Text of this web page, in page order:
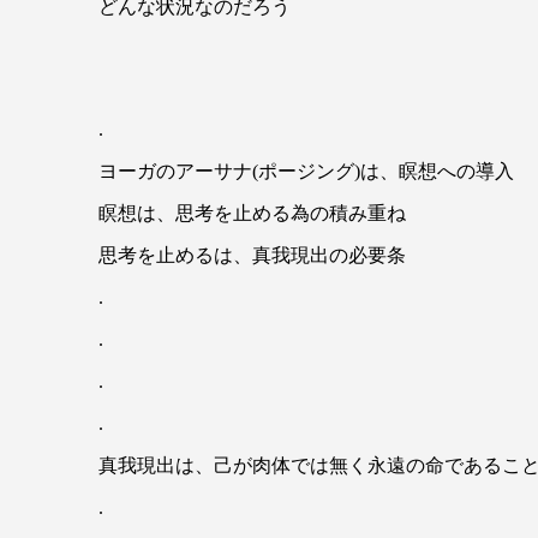
どんな状況なのだろう
.
ヨーガのアーサナ(ポージング)は、瞑想への導入
瞑想は、思考を止める為の積み重ね
思考を止めるは、真我現出の必要条
.
.
.
.
真我現出は、己が肉体では無く永遠の命であるこ
.